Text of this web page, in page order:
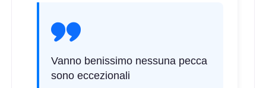
Vanno benissimo nessuna pecca
sono eccezionali